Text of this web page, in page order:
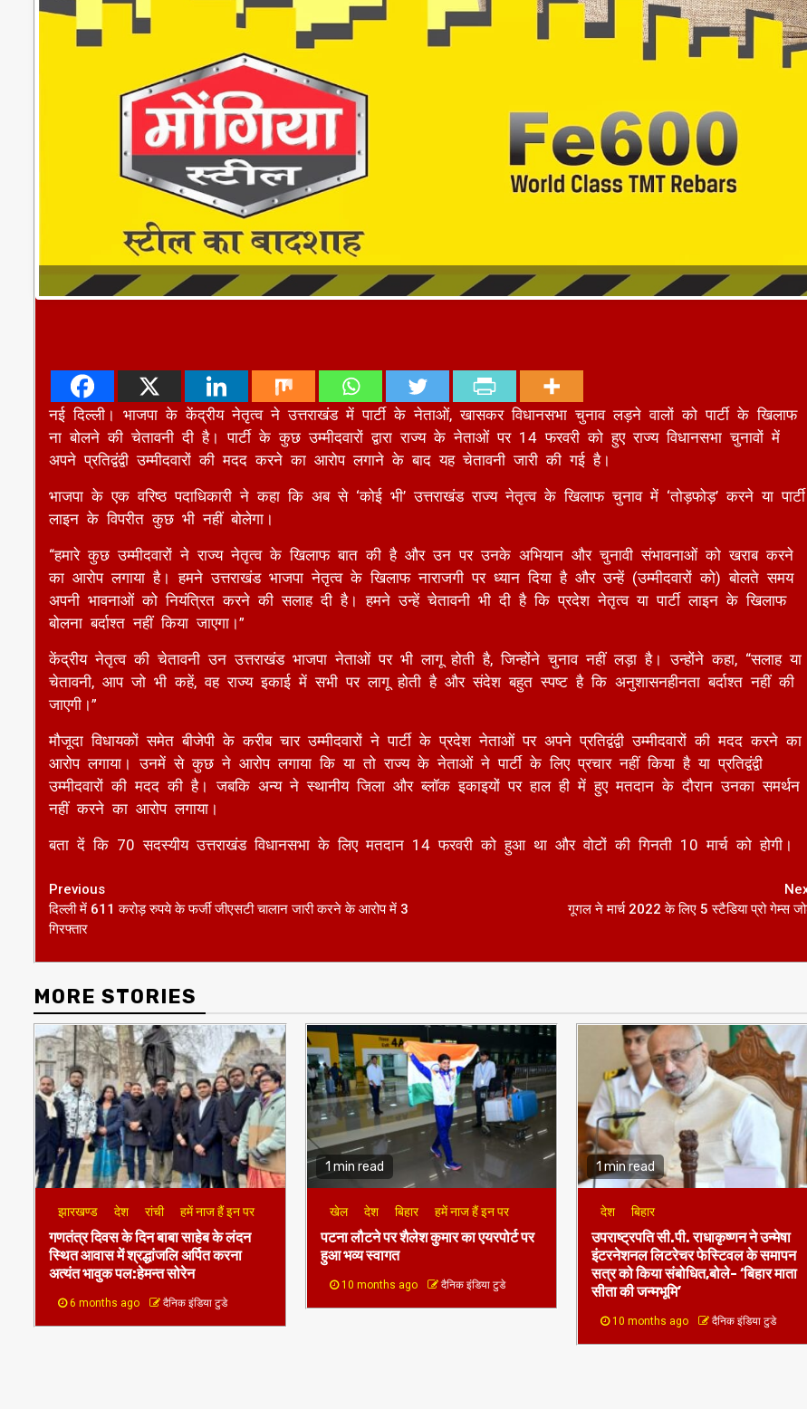
ना बोलने की चेतावनी दी है। पार्टी के कुछ उम्मीदवारों द्वारा राज्य के नेताओं पर 14 फरवरी को हुए राज्य विधानसभा चुनावों में
अपने प्रतिद्वंद्वी उम्मीदवारों की मदद करने का आरोप लगाने के बाद यह चेतावनी जारी की गई है।
भाजपा के एक वरिष्ठ पदाधिकारी ने कहा कि अब से ‘कोई भी’ उत्तराखंड राज्य नेतृत्व के खिलाफ चुनाव में ‘तोड़फोड़’ करने या पार्टी
लाइन के विपरीत कुछ भी नहीं बोलेगा।
“हमारे कुछ उम्मीदवारों ने राज्य नेतृत्व के खिलाफ बात की है और उन पर उनके अभियान और चुनावी संभावनाओं को खराब करने
का आरोप लगाया है। हमने उत्तराखंड भाजपा नेतृत्व के खिलाफ नाराजगी पर ध्यान दिया है और उन्हें (उम्मीदवारों को) बोलते समय
अपनी भावनाओं को नियंत्रित करने की सलाह दी है। हमने उन्हें चेतावनी भी दी है कि प्रदेश नेतृत्व या पार्टी लाइन के खिलाफ
बोलना बर्दाश्त नहीं किया जाएगा।”
केंद्रीय नेतृत्व की चेतावनी उन उत्तराखंड भाजपा नेताओं पर भी लागू होती है, जिन्होंने चुनाव नहीं लड़ा है। उन्होंने कहा, “सलाह या
चेतावनी, आप जो भी कहें, वह राज्य इकाई में सभी पर लागू होती है और संदेश बहुत स्पष्ट है कि अनुशासनहीनता बर्दाश्त नहीं की
जाएगी।”
मौजूदा विधायकों समेत बीजेपी के करीब चार उम्मीदवारों ने पार्टी के प्रदेश नेताओं पर अपने प्रतिद्वंद्वी उम्मीदवारों की मदद करने का
आरोप लगाया। उनमें से कुछ ने आरोप लगाया कि या तो राज्य के नेताओं ने पार्टी के लिए प्रचार नहीं किया है या प्रतिद्वंद्वी
उम्मीदवारों की मदद की है। जबकि अन्य ने स्थानीय जिला और ब्लॉक इकाइयों पर हाल ही में हुए मतदान के दौरान उनका समर्थन
नहीं करने का आरोप लगाया।
बता दें कि 70 सदस्यीय उत्तराखंड विधानसभा के लिए मतदान 14 फरवरी को हुआ था और वोटों की गिनती 10 मार्च को होगी।
Continue
Previous
Next
झारखण्ड देश रांची हमें नाज हैं इन पर
गणतंत्र दिवस के दिन बाबा साहेब के लंदन
स्थित आवास में श्रद्धांजलि अर्पित करना
6 months ago दैनिक इंडिया टुडे
1 min read
खेल देश हमें नाज हैं इन पर
पटना लौटने पर शैलेश कुमार का एयरपोर्ट पर
हुआ भव्य स्वागत
10 months ago दैनिक इंडिया टुडे
1 min read
देश बिहार
उपराष्ट्रपति सी.पी. राधाकृष्णन ने उन्मेषा
इंटरनेशनल लिटरेचर फेस्टिवल के समापन
सीता की जन्मभूमि’
10 months ago दैनिक इंडिया टुडे